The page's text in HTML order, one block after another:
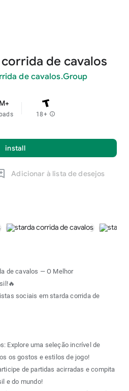
de cavalos
de cavalos.Group
18+ info
install
Adicionar à lista de desejos
de cavalos — O Melhor
sociais em starda corrida de
Explore uma seleção incrível de
os gostos e estilos de jogo!
de partidas acirradas e compita
e do mundo!